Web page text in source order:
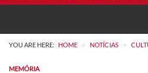
YOU ARE HERE: HOME > NOTÍCIAS >
MEMÓRIA